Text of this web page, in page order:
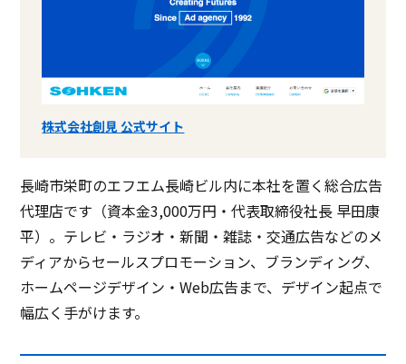
株式会社創見 公式サイト
長崎市栄町のエフエム長崎ビル内に本社を置く総合広告
代理店です（資本金3,000万円・代表取締役社長 早田康
平）。テレビ・ラジオ・新聞・雑誌・交通広告などのメ
ディアからセールスプロモーション、ブランディング、
ホームページデザイン・Web広告まで、デザイン起点で
幅広く手がけます。